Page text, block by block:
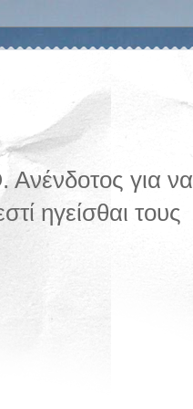
για να
ηγείσθαι τους